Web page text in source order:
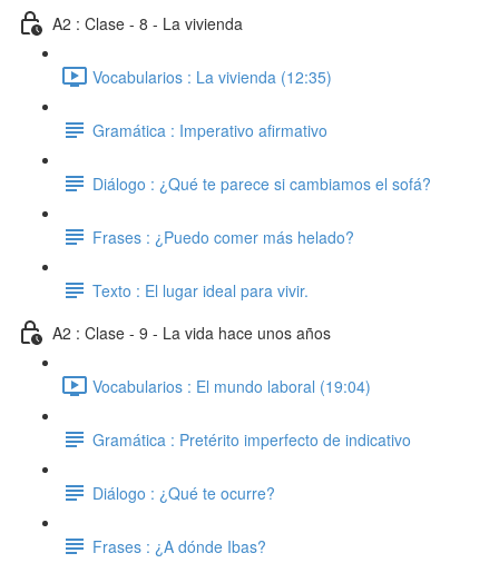
A2 : Clase - 8 - La vivienda
Vocabularios : La vivienda (12:35)
Gramática : Imperativo afirmativo
Diálogo : ¿Qué te parece si cambiamos el sofá?
Frases : ¿Puedo comer más helado?
Texto : El lugar ideal para vivir.
A2 : Clase - 9 - La vida hace unos años
Vocabularios : El mundo laboral (19:04)
Gramática : Pretérito imperfecto de indicativo
Diálogo : ¿Qué te ocurre?
Frases : ¿A dónde Ibas?